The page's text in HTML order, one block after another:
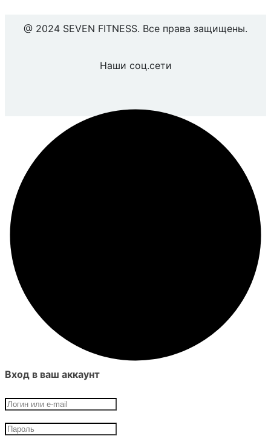
@ 2024 SEVEN FITNESS. Все права защищены.
Наши соц.сети
Вход в ваш аккаунт